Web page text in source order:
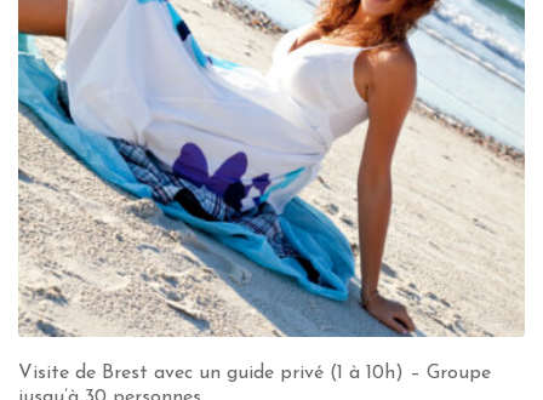
Visite de Brest avec un guide privé (1 à 10h) – Groupe